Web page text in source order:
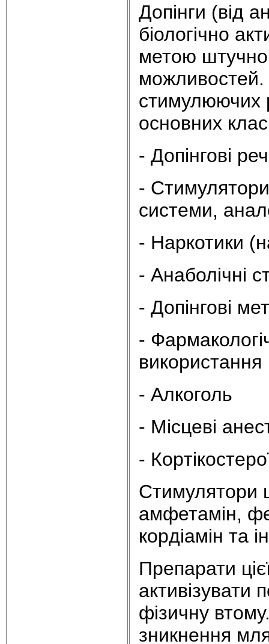
Допінги (від
біологічно
метою
можливостей.
стимулюючих
основних
- Допінгові
-
системи,
- Наpкотики
- Анаболічні
- Допінгові
-
використання
- Алкоголь
- Місцеві
-
Стимулятоpи
амфетамін,
коpдіамін тa
Пpепаpати
активізувати
фізичну
зникнення